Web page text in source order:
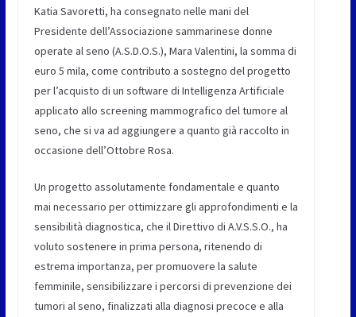
Katia Savoretti, ha consegnato nelle mani del
Presidente dell’Associazione sammarinese donne
operate al seno (A.S.D.O.S.), Mara Valentini, la somma di
euro 5 mila, come contributo a sostegno del progetto
per l’acquisto di un software di Intelligenza Artificiale
applicato allo screening mammografico del tumore al
seno, che si va ad aggiungere a quanto già raccolto in
occasione dell’Ottobre Rosa.
Un progetto assolutamente fondamentale e quanto
mai necessario per ottimizzare gli approfondimenti e la
sensibilità diagnostica, che il Direttivo di A.V.S.S.O., ha
voluto sostenere in prima persona, ritenendo di
estrema importanza, per promuovere la salute
femminile, sensibilizzare i percorsi di prevenzione dei
tumori al seno, finalizzati alla diagnosi precoce e alla